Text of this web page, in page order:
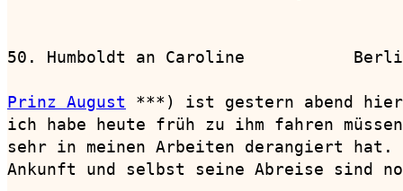
50. Humboldt an Caroline
Prinz August ***) ist gestern abend hier
ich habe heute früh zu ihm fahren
sehr in meinen Arbeiten derangiert hat.
Ankunft und selbst seine Abreise sind